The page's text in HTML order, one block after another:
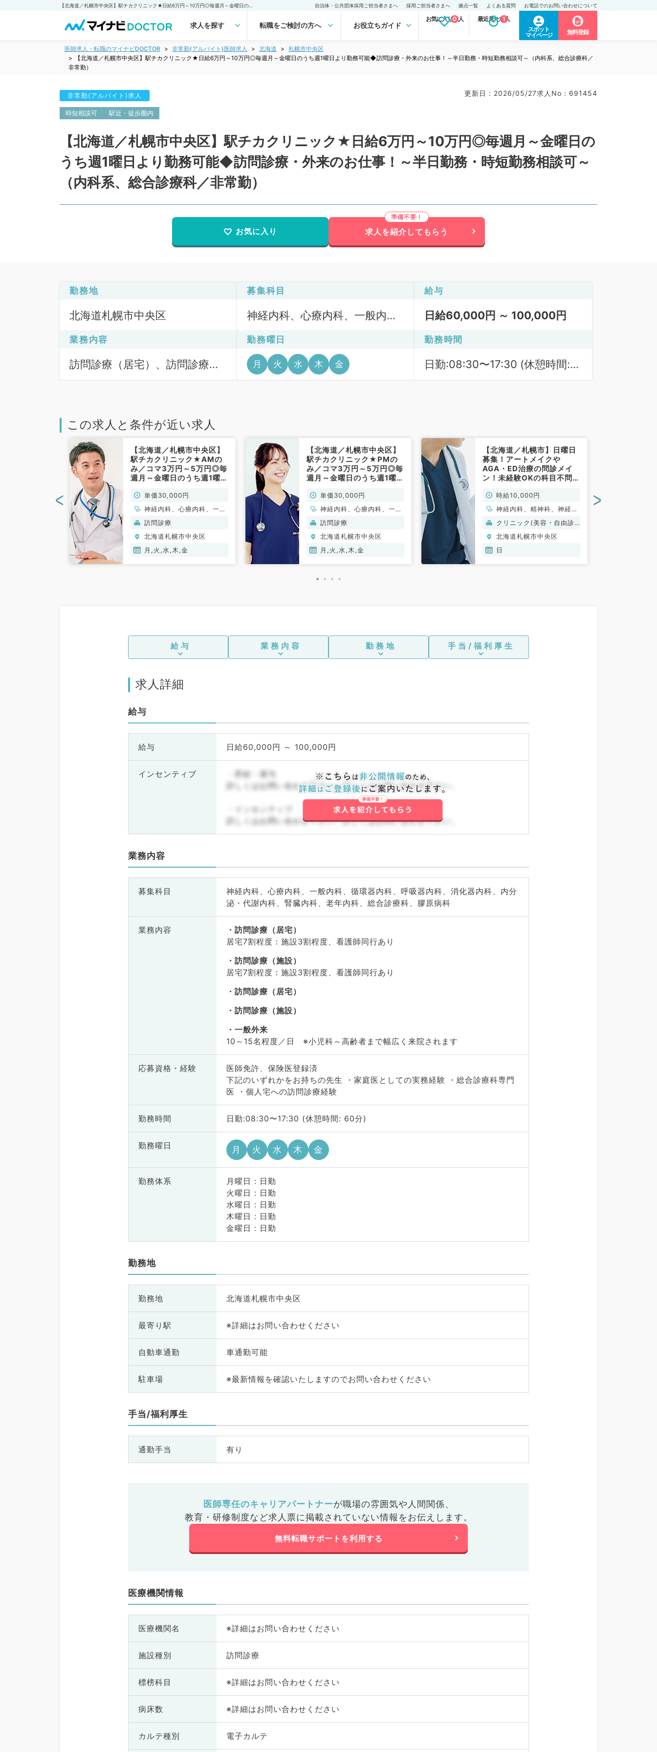
自治体・公共団体採用ご担当者さまへ 採用ご担当者さまへ 拠点一覧 よくある質問 お電話でのお問い合わせについて
求人を探す 転職をご検討の方へ お役立ちガイド
お気に入り求人
0 最近見た求人
1
スポット
マイページ
無料登録
医師求人・転職のマイナビDOCTOR 非常勤(アルバイト)医師求人 北海道
札幌市中央区
【北海道／札幌市中央区】駅チカクリニック★日給6万円～10万円◎毎週月～金曜日のうち週1曜日より勤務可能◆訪問診療・外来のお仕事！～半日勤務・時短勤務相談可～（内科系、総合診療科／
非常勤）
非常勤(アルバイト)求人 更新日 : 2026/05/27求人No : 691454
時短相談可 駅近・徒歩圏内
【北海道／札幌市中央区】駅チカクリニック★日給6万円～10万円◎毎週月～金曜日の
うち週1曜日より勤務可能◆訪問診療・外来のお仕事！～半日勤務・時短勤務相談可～
（内科系、総合診療科／非常勤）
お気に入り 求人を紹介してもらう
勤務地
北海道札幌市中央区
募集科目
神経内科、心療内科、一般内
消化器内科、内分泌・代謝内
科、腎臓内科、老年内科、総合
給与
日給60,000円 ～ 100,000円
業務内容
訪問診療（居宅）、訪問診療
勤務曜日
月 火 水 木 金
勤務時間
日勤:08:30〜17:30 (休憩時間:
この求人と条件が近い求人
【北海道／札幌市中央区】
駅チカクリニック★AMの
み／コマ3万円～5万円◎毎
週月～金曜日のうち週1曜日
外来のお仕事！～半日勤
務・時短勤務相談可～（内
科系、総合診療科／非常
勤）
単価30,000円
神経内科、心療内科、一般
内科、循環器内科、呼吸器
内科、消化器内科、内分
泌・代謝内科、腎臓内科、
老年内科、総合診療科、膠
訪問診療
北海道札幌市中央区
月,火,水,木,金
【北海道／札幌市中央区】
駅チカクリニック★PMの
み／コマ3万円～5万円◎毎
週月～金曜日のうち週1曜日
外来のお仕事！～半日勤
務・時短勤務相談可～（内
科系、総合診療科／非常
勤）
単価30,000円
神経内科、心療内科、一般
内科、循環器内科、呼吸器
内科、消化器内科、内分
泌・代謝内科、腎臓内科、
老年内科、総合診療科、膠
訪問診療
北海道札幌市中央区
月,火,水,木,金
【北海道／札幌市】日曜日
募集！アートメイクや
AGA・ED治療の問診メイ
ン！未経験OKの科目不問募
時給10,000円
神経内科、精神科、神経
科、アレルギー科、リウマ
チ科、小児科、整形外科、
形成外科、美容外科、脳神
経外科、呼吸器外科、心臓
科、呼吸器内科、消化器内
科、内分泌・代謝内科、腎
臓内科、老年内科、血液内
ーツ整形外科、大腸・肛門
外科、産業医、脊髄・脊椎
クリニック(美容・自由診
療）
北海道札幌市中央区
日
< >
給与 業務内容 勤務地 手当/福利厚生
求人詳細
給与
給与 日給60,000円 ～ 100,000円
インセンティブ
・昇給・賞与
詳しくはお問い合わせ下さい。詳しくはお問い合わせ下さい。
・インセンティブ
詳しくはお問い合わせ下さい。詳しくはお問い合わせ下さい。
業務内容
募集科目
神経内科、心療内科、一般内科、循環器内科、呼吸器内科、消化器内科、内分
泌・代謝内科、腎臓内科、老年内科、総合診療科、膠原病科
業務内容
訪問診療（居宅）
居宅7割程度：施設3割程度、看護師同行あり
訪問診療（施設）
居宅7割程度：施設3割程度、看護師同行あり
訪問診療（居宅）
訪問診療（施設）
一般外来
10～15名程度／日 ※小児科～高齢者まで幅広く来院されます
応募資格・ 経験
医師免許、保険医登録済
下記のいずれかをお持ちの先生 ・家庭医としての実務経験 ・総合診療科専門
医 ・個人宅への訪問診療経験
勤務時間 日勤:08:30〜17:30 (休憩時間: 60分)
勤務曜日 月 火 水 木 金
勤務体系
月曜日 : 日勤
火曜日 : 日勤
水曜日 : 日勤
木曜日 : 日勤
金曜日 : 日勤
勤務地
勤務地 北海道札幌市中央区
最寄り駅 ※詳細はお問い合わせください
自動車通勤 車通勤可能
駐車場 ※最新情報を確認いたしますのでお問い合わせください
手当/福利厚生
通勤手当 有り
医師専任のキャリアパートナーが職場の雰囲気や人間関係、
教育・研修制度など求人票に掲載されていない情報をお伝えします。
無料転職サポートを利用する
医療機関情報
医療機関名 ※詳細はお問い合わせください
施設種別 訪問診療
標榜科目 ※詳細はお問い合わせください
病床数 ※詳細はお問い合わせください
カルテ種別 電子カルテ